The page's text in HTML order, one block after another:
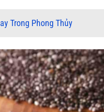
Trong Phong Thủy